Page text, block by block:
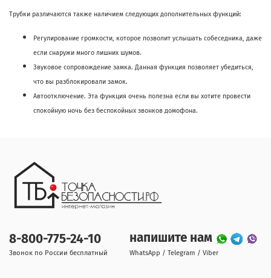
Трубки различаются также наличием следующих дополнительных функций:
Регулирование громкости, которое позволит услышать собеседника, даже
если снаружи много лишних шумов.
Звуковое сопровождение замка. Данная функция позволяет убедиться,
что вы разблокировали замок.
Автоотключение. Эта функция очень полезна если вы хотите провести
спокойную ночь без беспокойных звонков домофона.
8-800-775-24-10
Звонок по России бесплатный
напишите нам
WhatsApp / Telegram / Viber